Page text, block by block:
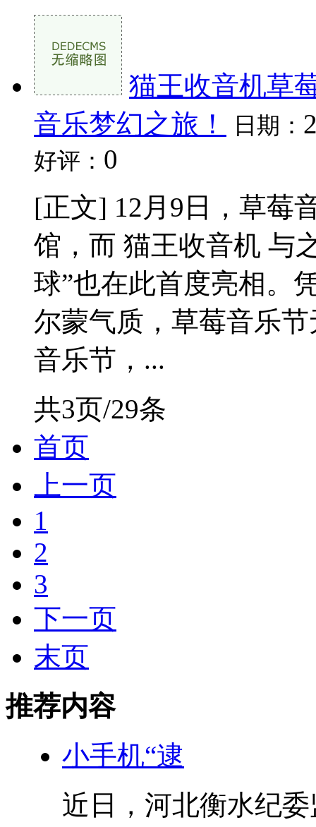
猫王收音机草
音乐梦幻之旅！
日期：
好评： 0
[正文] 12月9日，草莓
馆，而 猫王收音机 与
球”也在此首度亮相。
尔蒙气质，草莓音乐
音乐节，...
共3页/29条
首页
上一页
1
2
3
下一页
末页
推荐内容
小手机“逮
近日，河北衡水纪